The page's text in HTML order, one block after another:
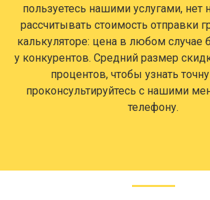
пользуетесь нашими услугами, нет
рассчитывать стоимость отправки
калькуляторе: цена в любом случае
у конкурентов. Средний размер
процентов, чтобы узнать
проконсультируйтесь с нашими
телефону.